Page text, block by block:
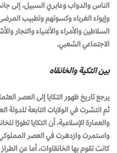
الناس والدواب وعابري السبيل، إلى
وإيواء الغرباء وكسوتهم وتطبيب
السلاطين والأمراء والأغنياء والتجار
الاجتماعي الشعبي.
بين التكية والخانقاه
يرجع تاريخ ظهور التكايا إلى العصر
ثم انتشرت في الولايات التابعة للدولة
والعمارة الإسلامية، أن التكايا تطورًا
واستمرت وازدهرت في العصر المملوكي،
كانت تقوم بها الخانقاوات، أما عن